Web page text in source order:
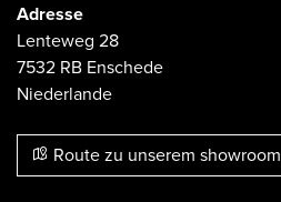
Adresse
Lenteweg 28
7532 RB Enschede
Niederlande
Route zu unserem showroom